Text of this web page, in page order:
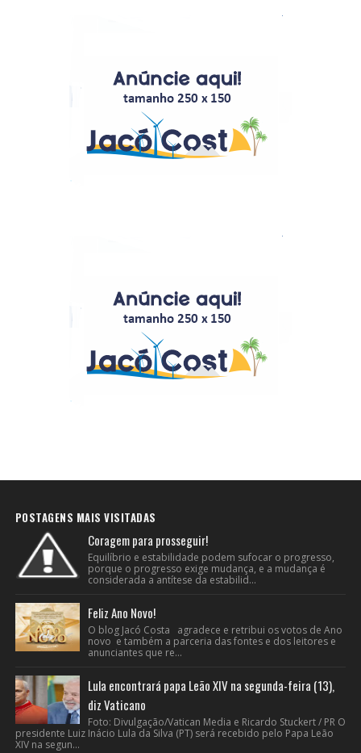
POSTAGENS MAIS VISITADAS
Coragem para prosseguir!
Equilíbrio e estabilidade podem sufocar o progresso,
porque o progresso exige mudança, e a mudança é
considerada a antítese da estabilid...
Feliz Ano Novo!
O blog Jacó Costa agradece e retribui os votos de Ano
novo e também a parceria das fontes e dos leitores e
anunciantes que re...
Lula encontrará papa Leão XIV na segunda-feira (13),
diz Vaticano
Foto: Divulgação/Vatican Media e Ricardo Stuckert / PR O
presidente Luiz Inácio Lula da Silva (PT) será recebido pelo Papa Leão
XIV na segun...